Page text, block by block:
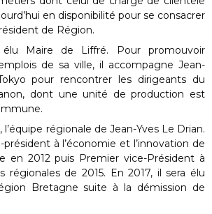
en disponibilité pour se consacrer
de Région.
Maire de Liffré. Pour promouvoir
de sa ville, il accompagne Jean-
pour rencontrer les dirigeants du
dont une unité de production est
régionale de Jean-Yves Le Drian.
à l’économie et l’innovation de
en 2012 puis Premier vice-Président à
régionales de 2015. En 2017, il sera élu
Bretagne suite à la démission de